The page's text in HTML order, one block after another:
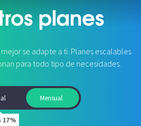
planes
se adapte a ti. Planes escalables
para todo tipo de necesidades.
Mensual
17%